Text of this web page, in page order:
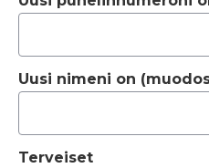
Uusi nimeni on
Terveiset